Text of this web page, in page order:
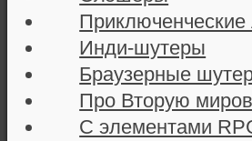
Приключенческие
Инди-шутеры
Браузерные
Про Вторую
С элементами